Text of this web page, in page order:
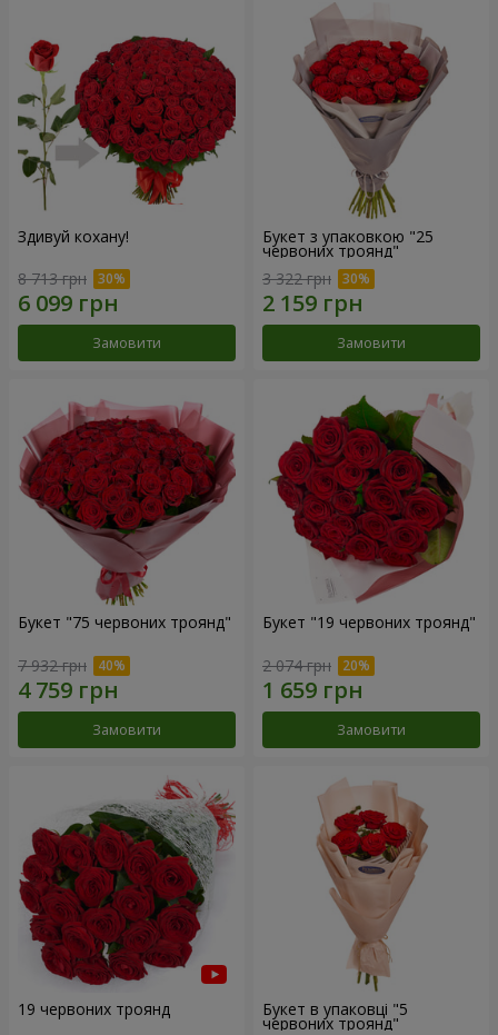
Здивуй кохану!
8 713 грн
Замовити
Букет з упаковкою "25
червоних троянд"
3 322 грн
Замовити
Букет "75 червоних троянд"
7 932 грн
Замовити
Букет "19 червоних троянд"
2 074 грн
Замовити
19 червоних троянд Букет в упаковці "5
червоних троянд"